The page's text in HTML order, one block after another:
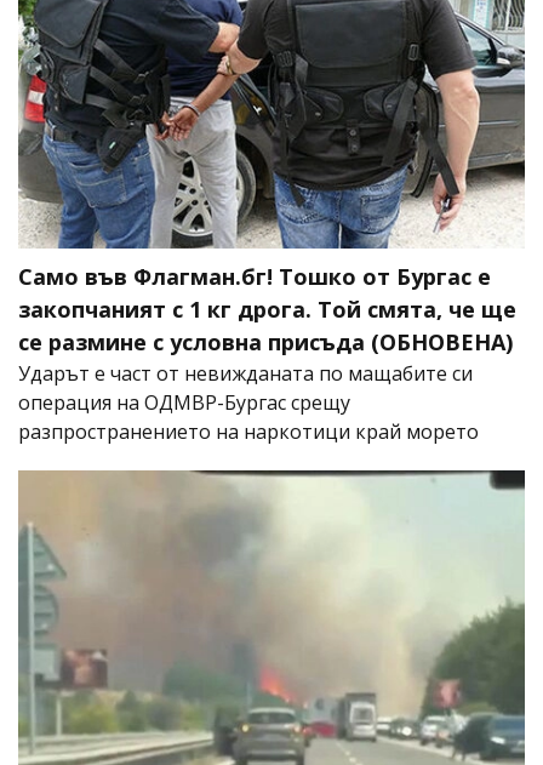
Само във Флагман.бг! Тошко от Бургас е
закопчаният с 1 кг дрога. Той смята, че ще
се размине с условна присъда (ОБНОВЕНА)
Ударът е част от невижданата по мащабите си
операция на ОДМВР-Бургас срещу
разпространението на наркотици край морето